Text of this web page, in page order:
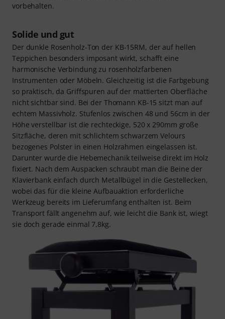
vorbehalten.
Solide und gut
Der dunkle Rosenholz-Ton der KB-15RM, der auf hellen
Teppichen besonders imposant wirkt, schafft eine
harmonische Verbindung zu rosenholzfarbenen
Instrumenten oder Möbeln. Gleichzeitig ist die Farbgebung
so praktisch, da Griffspuren auf der mattierten Oberfläche
nicht sichtbar sind. Bei der Thomann KB-15 sitzt man auf
echtem Massivholz. Stufenlos zwischen 48 und 56cm in der
Höhe verstellbar ist die rechteckige, 520 x 290mm große
Sitzfläche, deren mit schlichtem schwarzem Velours
bezogenes Polster in einen Holzrahmen eingelassen ist.
Darunter wurde die Hebemechanik teilweise direkt im Holz
fixiert. Nach dem Auspacken schraubt man die Beine der
Klavierbank einfach durch Metallbügel in die Gestellecken,
wobei das für die kleine Aufbauaktion erforderliche
Werkzeug bereits im Lieferumfang enthalten ist. Beim
Transport fällt angenehm auf, wie leicht die Bank ist, wiegt
sie doch gerade einmal 7,8kg.